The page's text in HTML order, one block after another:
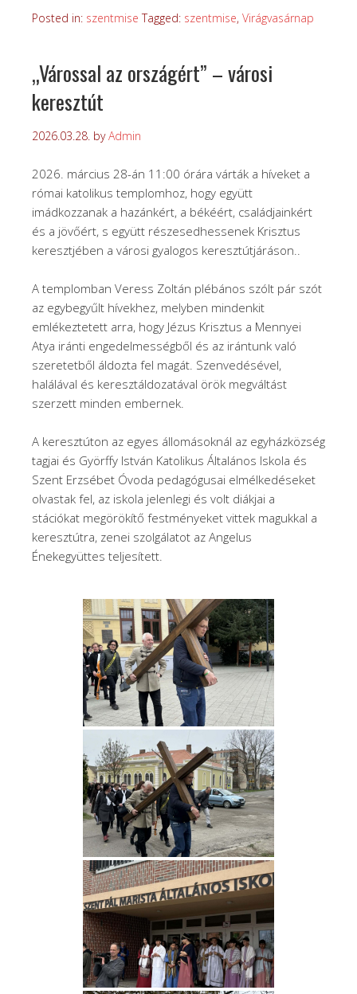
Posted in: szentmise Tagged: szentmise, Virágvasárnap
„Várossal az országért” – városi
keresztút
2026.03.28. byAdmin
2026. március 28-án 11:00 órára várták a híveket a
római katolikus templomhoz, hogy együtt
imádkozzanak a hazánkért, a békéért, családjainkért
és a jövőért, s együtt részesedhessenek Krisztus
keresztjében a városi gyalogos keresztútjáráson..
A templomban Veress Zoltán plébános szólt pár szót
az egybegyűlt hívekhez, melyben mindenkit
emlékeztetett arra, hogy Jézus Krisztus a Mennyei
Atya iránti engedelmességből és az irántunk való
szeretetből áldozta fel magát. Szenvedésével,
halálával és keresztáldozatával örök megváltást
szerzett minden embernek.
A keresztúton az egyes állomásoknál az egyházközség
tagjai és Györffy István Katolikus Általános Iskola és
Szent Erzsébet Óvoda pedagógusai elmélkedéseket
olvastak fel, az iskola jelenlegi és volt diákjai a
stációkat megörökítő festményeket vittek magukkal a
keresztútra, zenei szolgálatot az Angelus
Énekegyüttes teljesített.